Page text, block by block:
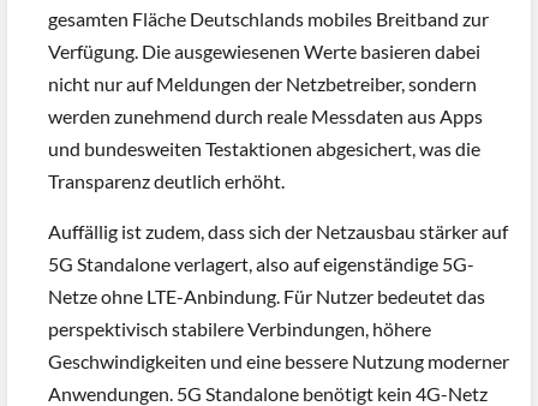
gesamten Fläche Deutschlands mobiles Breitband zur
Verfügung. Die ausgewiesenen Werte basieren dabei
nicht nur auf Meldungen der Netzbetreiber, sondern
werden zunehmend durch reale Messdaten aus Apps
und bundesweiten Testaktionen abgesichert, was die
Transparenz deutlich erhöht.
Auffällig ist zudem, dass sich der Netzausbau stärker auf
5G Standalone verlagert, also auf eigenständige 5G-
Netze ohne LTE-Anbindung. Für Nutzer bedeutet das
perspektivisch stabilere Verbindungen, höhere
Geschwindigkeiten und eine bessere Nutzung moderner
Anwendungen. 5G Standalone benötigt kein 4G-Netz